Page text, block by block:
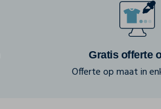
Gratis offerte
Offerte op maat in